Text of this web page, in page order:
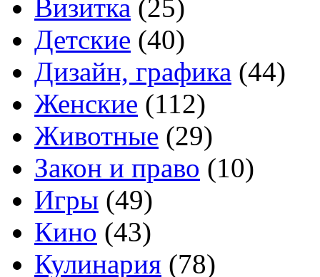
Визитка (25)
Детские (40)
Дизайн, графика (44)
Женские (112)
Животные (29)
Закон и право (10)
Игры (49)
Кино (43)
Кулинария (78)